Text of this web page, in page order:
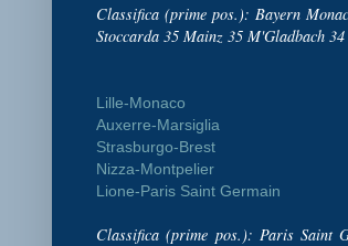
Classifica (prime pos.): Bayern
Stoccarda 35 Mainz 35 M'Gladbach 34
Lille-Monaco
Auxerre-Marsiglia
Strasburgo-Brest
Nizza-Montpelier
Lione-Paris Saint Germain
Classifica (prime pos.): Paris Saint